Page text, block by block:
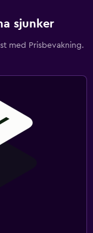
sjunker
med Prisbevakning.